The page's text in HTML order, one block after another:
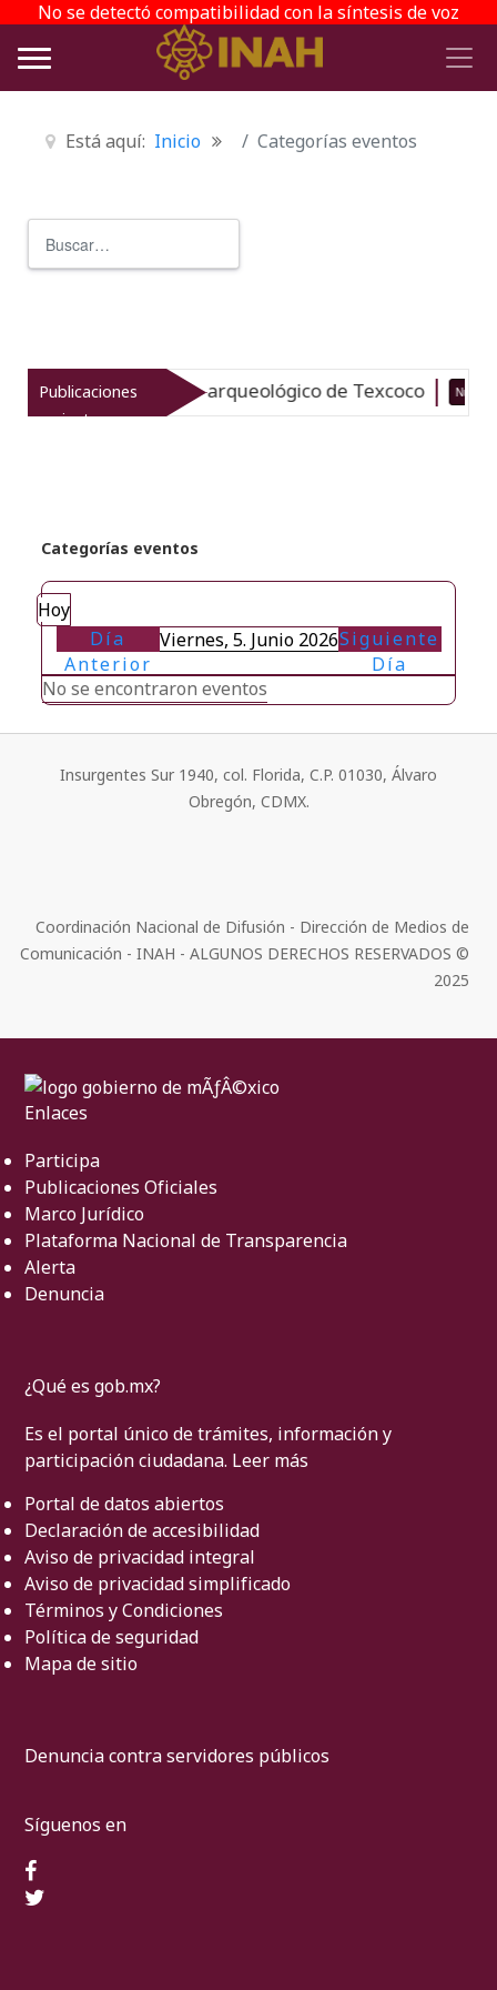
No se detectó compatibilidad con la síntesis de voz
Está aquí: Inicio Categorías eventos
Publicaciones
recientes
el patrimonio arqueológico de Texcoco Nuevo
Categorías eventos
Hoy
Día
Anterior
Viernes, 5. Junio 2026Siguiente
Día
No se encontraron eventos
Insurgentes Sur 1940, col. Florida, C.P. 01030, Álvaro
Obregón, CDMX.
Coordinación Nacional de Difusión - Dirección de Medios de
Comunicación - INAH - ALGUNOS DERECHOS RESERVADOS ©
2025
Enlaces
Participa
Publicaciones Oficiales
Marco Jurídico
Plataforma Nacional de Transparencia
Alerta
Denuncia
¿Qué es gob.mx?
Es el portal único de trámites, información y
participación ciudadana. Leer más
Portal de datos abiertos
Declaración de accesibilidad
Aviso de privacidad integral
Aviso de privacidad simplificado
Términos y Condiciones
Política de seguridad
Mapa de sitio
Denuncia contra servidores públicos
Síguenos en